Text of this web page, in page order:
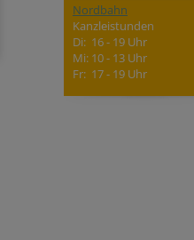
Nordbahn
Kanzleistunden
Di: 16 - 19 Uhr
Mi: 10 - 13 Uhr
Fr: 17 - 19 Uhr